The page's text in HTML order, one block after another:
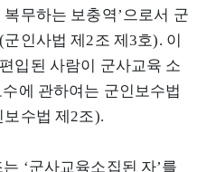
무하는 보충역’으로서 군
인사법 제2조 제3호). 이
입된 사람이 군사교육 소
에 관하여는 군인보수법
수법 제2조).
‘군사교육소집된 자’를